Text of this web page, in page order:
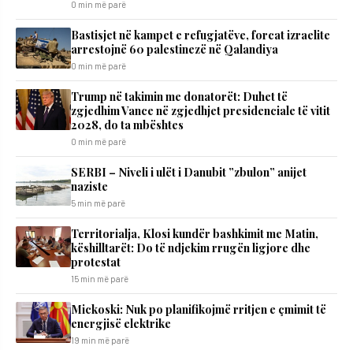
0 min më parë
Bastisjet në kampet e refugjatëve, forcat izraelite
arrestojnë 60 palestinezë në Qalandiya
0 min më parë
Trump në takimin me donatorët: Duhet të
zgjedhim Vance në zgjedhjet presidenciale të vitit
2028, do ta mbështes
0 min më parë
SERBI – Niveli i ulët i Danubit ”zbulon” anijet
naziste
5 min më parë
Territorialja, Klosi kundër bashkimit me Matin,
këshilltarët: Do të ndjekim rrugën ligjore dhe
protestat
15 min më parë
Mickoski: Nuk po planifikojmë rritjen e çmimit të
energjisë elektrike
19 min më parë